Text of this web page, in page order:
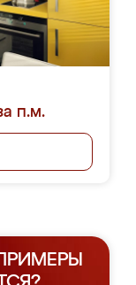
п.м.